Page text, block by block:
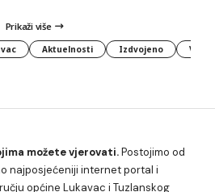
Prikaži više
Aktuelnosti Izdvojeno
možete vjerovati.Postojimo od
najposjećeniji internet portal i
općine Lukavac i Tuzlanskog